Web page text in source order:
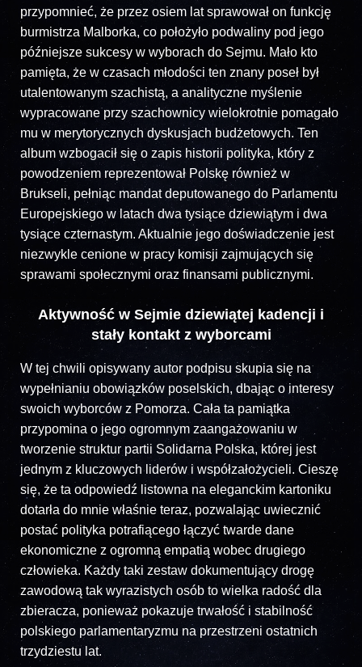
przypomnieć, że przez osiem lat sprawował on funkcję
burmistrza Malborka, co położyło podwaliny pod jego
późniejsze sukcesy w wyborach do Sejmu. Mało kto
pamięta, że w czasach młodości ten znany poseł był
utalentowanym szachistą, a analityczne myślenie
wypracowane przy szachownicy wielokrotnie pomagało
mu w merytorycznych dyskusjach budżetowych. Ten
album wzbogacił się o zapis historii polityka, który z
powodzeniem reprezentował Polskę również w
Brukseli, pełniąc mandat deputowanego do Parlamentu
Europejskiego w latach dwa tysiące dziewiątym i dwa
tysiące czternastym. Aktualnie jego doświadczenie jest
niezwykle cenione w pracy komisji zajmujących się
sprawami społecznymi oraz finansami publicznymi.
Aktywność w Sejmie dziewiątej kadencji i
stały kontakt z wyborcami
W tej chwili opisywany autor podpisu skupia się na
wypełnianiu obowiązków poselskich, dbając o interesy
swoich wyborców z Pomorza. Cała ta pamiątka
przypomina o jego ogromnym zaangażowaniu w
tworzenie struktur partii Solidarna Polska, której jest
jednym z kluczowych liderów i współzałożycieli. Cieszę
się, że ta odpowiedź listowna na eleganckim kartoniku
dotarła do mnie właśnie teraz, pozwalając uwiecznić
postać polityka potrafiącego łączyć twarde dane
ekonomiczne z ogromną empatią wobec drugiego
człowieka. Każdy taki zestaw dokumentujący drogę
zawodową tak wyrazistych osób to wielka radość dla
zbieracza, ponieważ pokazuje trwałość i stabilność
polskiego parlamentaryzmu na przestrzeni ostatnich
trzydziestu lat.